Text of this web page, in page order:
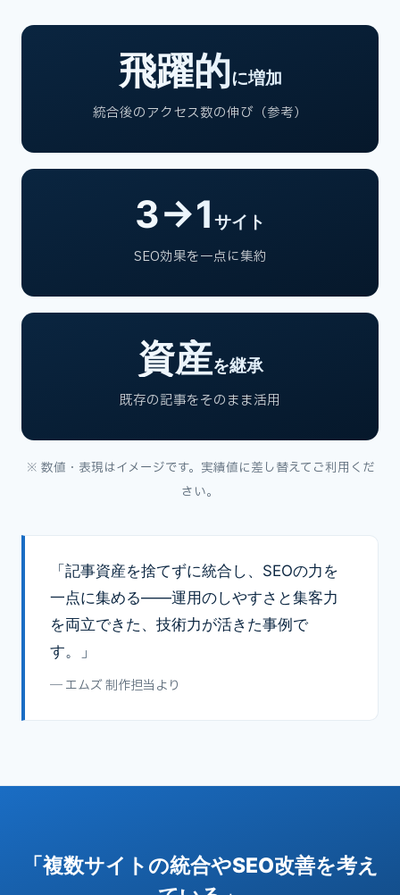
飛躍的に増加
統合後のアクセス数の伸び（参考）
3→1 サイト
SEO効果を一点に集約
資産を継承
既存の記事をそのまま活用
※ 数値・表現はイメージです。実績値に差し替えてご利用くだ
さい。
「記事資産を捨てずに統合し、SEOの力を
一点に集める——運用のしやすさと集客力
を両立できた、技術力が活きた事例で
す。」
― エムズ 制作担当より
「複数サイトの統合やSEO改善を考え